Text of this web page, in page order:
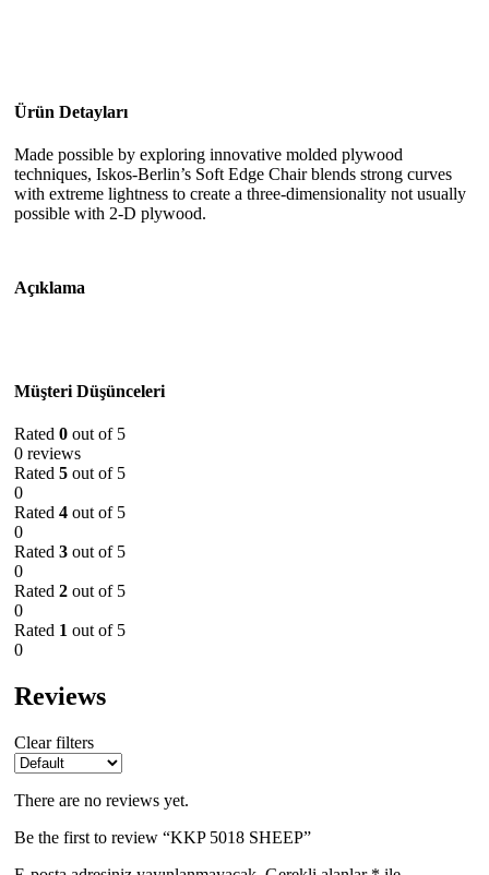
Ürün Detayları
Made possible by exploring innovative molded plywood
techniques, Iskos-Berlin’s Soft Edge Chair blends strong curves
with extreme lightness to create a three-dimensionality not usually
possible with 2-D plywood.
Açıklama
Müşteri Düşünceleri
Rated 0 out of 5
0 reviews
Rated 5 out of 5
0
Rated 4 out of 5
0
Rated 3 out of 5
0
Rated 2 out of 5
0
Rated 1 out of 5
0
Reviews
Clear filters
There are no reviews yet.
Be the first to review “KKP 5018 SHEEP”